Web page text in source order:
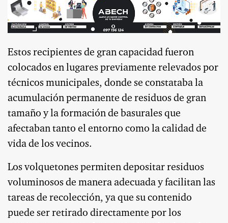
Estos recipientes de gran capacidad fueron
colocados en lugares previamente relevados por
técnicos municipales, donde se constataba la
acumulación permanente de residuos de gran
tamaño y la formación de basurales que
afectaban tanto el entorno como la calidad de
vida de los vecinos.
Los volquetones permiten depositar residuos
voluminosos de manera adecuada y facilitan las
tareas de recolección, ya que su contenido
puede ser retirado directamente por los